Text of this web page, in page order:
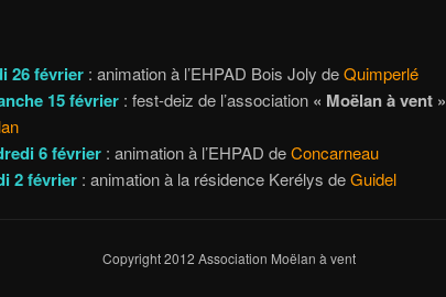
26 février : animation à l’EHPAD Bois Joly deQuimperlé
15 février : fest-deiz de l’association « Moëlan à vent »
6 février : animation à l’EHPAD deConcarneau
2 février : animation à la résidence Kerélys deGuidel
Copyright 2012 Association Moëlan à vent